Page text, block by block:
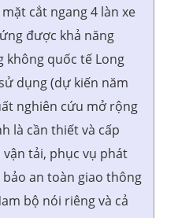
cắt ngang 4 làn xe
được khả năng
không quốc tế Long
dụng (dự kiến năm
nghiên cứu mở rộng
là cần thiết và cấp
tải, phục vụ phát
an toàn giao thông
bộ nói riêng và cả